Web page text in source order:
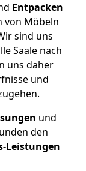
Entpacken
von Möbeln
sind uns
Saale nach
uns daher
und
und
den
Leistungen